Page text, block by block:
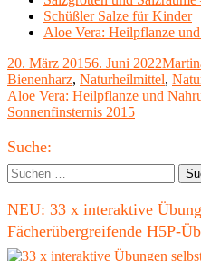
Schüßler Salze für Kinder
Aloe Vera: Heilpflanze
Veröffentlicht
am
20. März 20156. Juni 2022Autor
Bienenharz, Naturheilmittel,
Beitragsnavigation
Vorheriger
Beitrag:
Aloe Vera: Heilpflanze und
Nächster
Sonnenfinsternis 2015
Haupt-
Seitenleiste
Suche:
Suchen
nach:
NEU: 33 x interaktive
Fächerübergreifende H5P-